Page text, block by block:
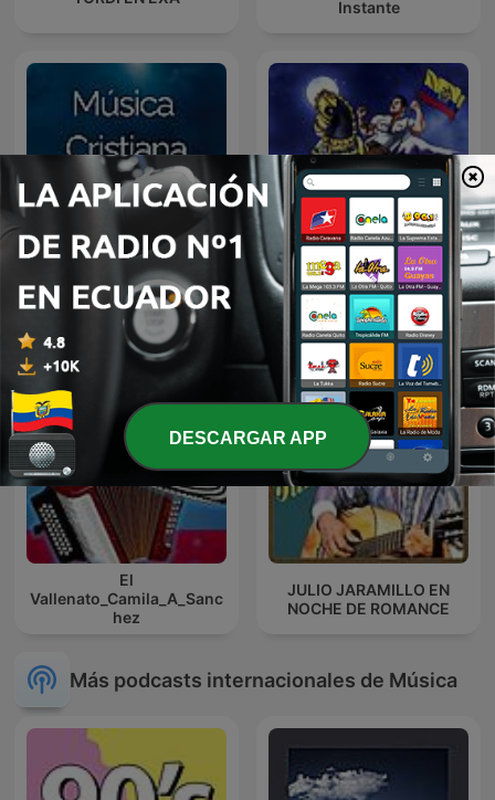
Instante
Música Cristiana
A Mi lindo Ecuador,
Sentimiento Riobambeño
El
Vallenato_Camila_A_Sanc
hez
JULIO JARAMILLO EN
NOCHE DE ROMANCE
Más podcasts internacionales de Música
DESCARGAR APP